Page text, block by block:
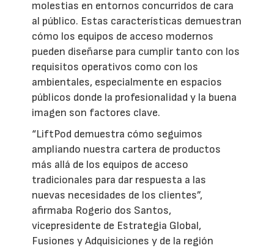
molestias en entornos concurridos de cara
al público. Estas características demuestran
cómo los equipos de acceso modernos
pueden diseñarse para cumplir tanto con los
requisitos operativos como con los
ambientales, especialmente en espacios
públicos donde la profesionalidad y la buena
imagen son factores clave.
“LiftPod demuestra cómo seguimos
ampliando nuestra cartera de productos
más allá de los equipos de acceso
tradicionales para dar respuesta a las
nuevas necesidades de los clientes”,
afirmaba Rogerio dos Santos,
vicepresidente de Estrategia Global,
Fusiones y Adquisiciones y de la región